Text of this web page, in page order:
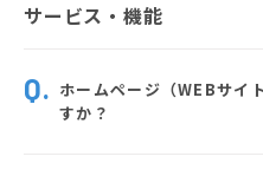
サービス・機能
ホームページ（WEBサイ
すか？